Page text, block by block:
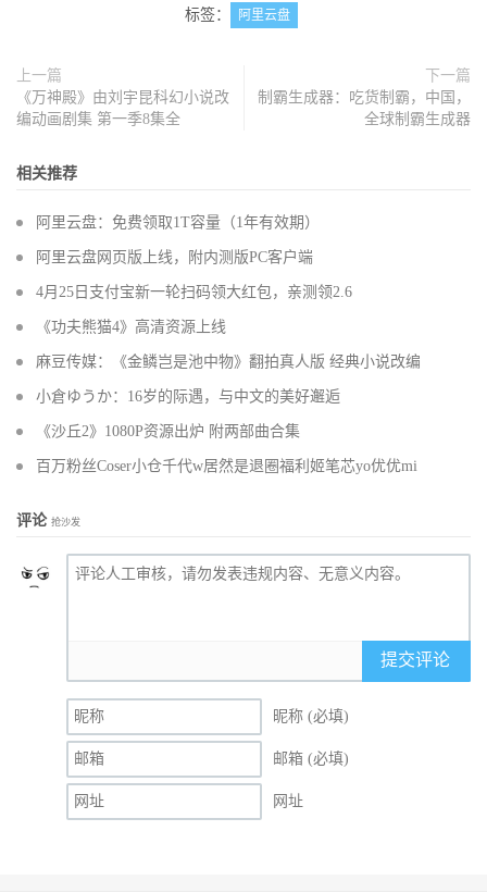
标签： 阿里云盘
上一篇
《万神殿》由刘宇昆科幻小说改
编动画剧集 第一季8集全
下一篇
制霸生成器：吃货制霸，中国，
全球制霸生成器
相关推荐
阿里云盘：免费领取1T容量（1年有效期）
阿里云盘网页版上线，附内测版PC客户端
4月25日支付宝新一轮扫码领大红包，亲测领2.6
《功夫熊猫4》高清资源上线
麻豆传媒：《金鳞岂是池中物》翻拍真人版 经典小说改编
小倉ゆうか：16岁的际遇，与中文的美好邂逅
《沙丘2》1080P资源出炉 附两部曲合集
百万粉丝Coser小仓千代w居然是退圈福利姬笔芯yo优优mi
评论 抢沙发
提交评论
昵称 (必填)
邮箱 (必填)
网址